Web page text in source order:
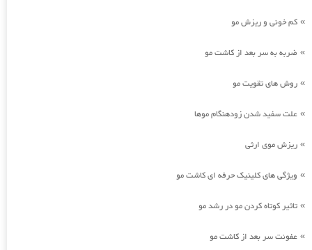
» کم خونی و ریزش مو
» ضربه به سر بعد از کاشت مو
» روش های تقویت مو
» علت سفید شدن زودهنگام موها
» ریزش موی ارثی
» ویژگی های کلینیک حرفه ای کاشت مو
» تاثیر کوتاه کردن مو در رشد مو
» عفونت سر بعد از کاشت مو